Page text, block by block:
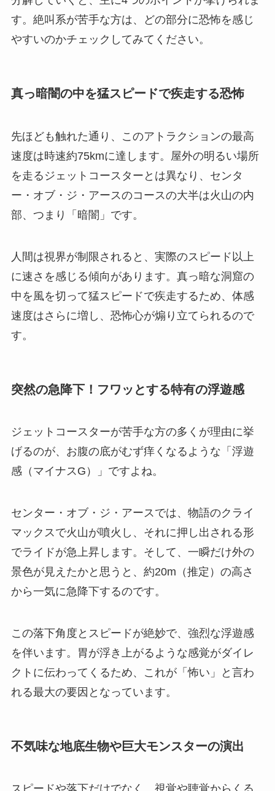
す。絶叫系が苦手な方は、どの部分に恐怖を感じ
やすいのかチェックしてみてください。
真っ暗闇の中を猛スピードで疾走する恐怖
先ほども触れた通り、このアトラクションの最高
速度は時速約75kmに達します。屋外の明るい場所
を走るジェットコースターとは異なり、センタ
ー・オブ・ジ・アースのコースの大半は火山の内
部、つまり「暗闇」です。
人間は視界が制限されると、実際のスピード以上
に速さを感じる傾向があります。真っ暗な洞窟の
中を風を切って猛スピードで疾走するため、体感
速度はさらに増し、恐怖心が煽り立てられるので
す。
突然の急降下！フワッとする特有の浮遊感
ジェットコースターが苦手な方の多くが理由に挙
げるのが、お腹の底がむず痒くなるような「浮遊
感（マイナスG）」ですよね。
センター・オブ・ジ・アースでは、物語のクライ
マックスで火山が噴火し、それに押し出される形
でライドが急上昇します。そして、一瞬だけ外の
景色が見えたかと思うと、約20m（推定）の高さ
から一気に急降下するのです。
この落下角度とスピードが絶妙で、強烈な浮遊感
を伴います。胃が浮き上がるような感覚がダイレ
クトに伝わってくるため、これが「怖い」と言わ
れる最大の要因となっています。
不気味な地底生物や巨大モンスターの演出